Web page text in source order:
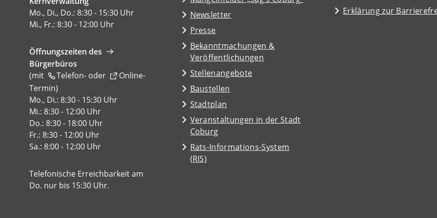
Mo., Di., Do.: 8:30 - 15:30 Uhr
Mi., Fr.: 8:30 - 12:00 Uhr
Öffnungszeiten des
Bürgerbüros
(mit
Telefon- oder
Online-
Termin
(Öffnet
in
einem
neuen
Tab)
)
Mo., Di.: 8:30 - 15:30 Uhr
Mi.: 8:30 - 12:00 Uhr
Do.: 8:30 - 18:00 Uhr
Fr.: 8:30 - 12:00 Uhr
Sa.: 8:00 - 12:00 Uhr
Telefonische Erreichbarkeit am
Do. nur bis 15:30 Uhr.
neuen
Tab)
in
neuen
Tab)
Newsletter
Presse
Bekanntmachungen &
Veröffentlichungen
Stellenangebote
Baustellen
Stadtplan
(Öffnet
in
einem
Tab)
Veranstaltungen in der Stadt
Coburg
(Öffnet
in
einem
neuen
Rats-Informations-System
(RIS)
(Öffnet
Erklärung zur